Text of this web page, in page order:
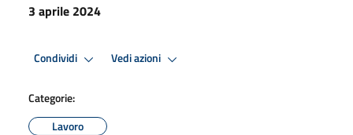
3 aprile 2024
Condividi Vedi azioni
Categorie:
Lavoro